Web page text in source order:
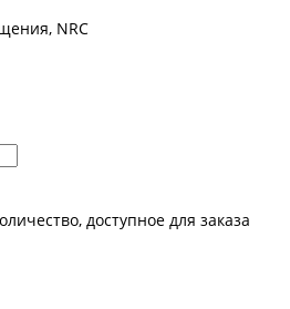
NRC
доступное для заказа